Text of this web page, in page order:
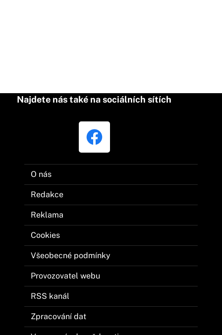
Najdete nás také na sociálních sítích
O nás
Redakce
Reklama
Cookies
Všeobecné podmínky
Provozovatel webu
RSS kanál
Zpracování dat